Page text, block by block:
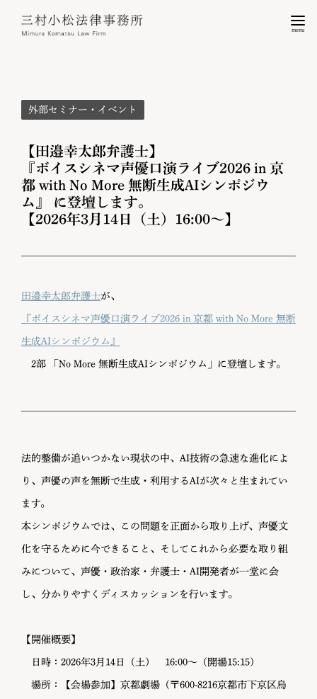
menu
外部セミナー・イベント
【田邉幸太郎弁護士】
『ボイスシネマ声優口演ライブ2026 in 京
都 with No More 無断生成AIシンポジウ
ム』 に登壇します。
【2026年3月14日（土）16:00～】
田邉幸太郎弁護士が、
『ボイスシネマ声優口演ライブ2026 in 京都 with No More 無断
生成AIシンポジウム』
2部 「No More 無断生成AIシンポジウム」に登壇します。
法的整備が追いつかない現状の中、AI技術の急速な進化によ
り、声優の声を無断で生成・利用するAIが次々と生まれてい
ます。
本シンポジウムでは、この問題を正面から取り上げ、声優文
化を守るために今できること、そしてこれから必要な取り組
みについて、声優・政治家・弁護士・AI開発者が一堂に会
し、分かりやすくディスカッションを行います。
【開催概要】
日時：2026年3月14日（土） 16:00〜（開場15:15）
場所：【会場参加】京都劇場（〒600-8216京都市下京区烏